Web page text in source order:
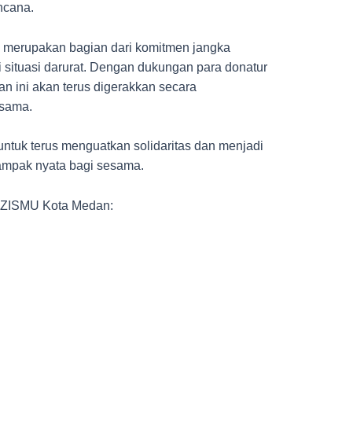
bagian dari komitmen jangka
darurat. Dengan dukungan para donatur
ini akan terus digerakkan secara
terus menguatkan solidaritas dan menjadi
nyata bagi sesama.
Kota Medan: